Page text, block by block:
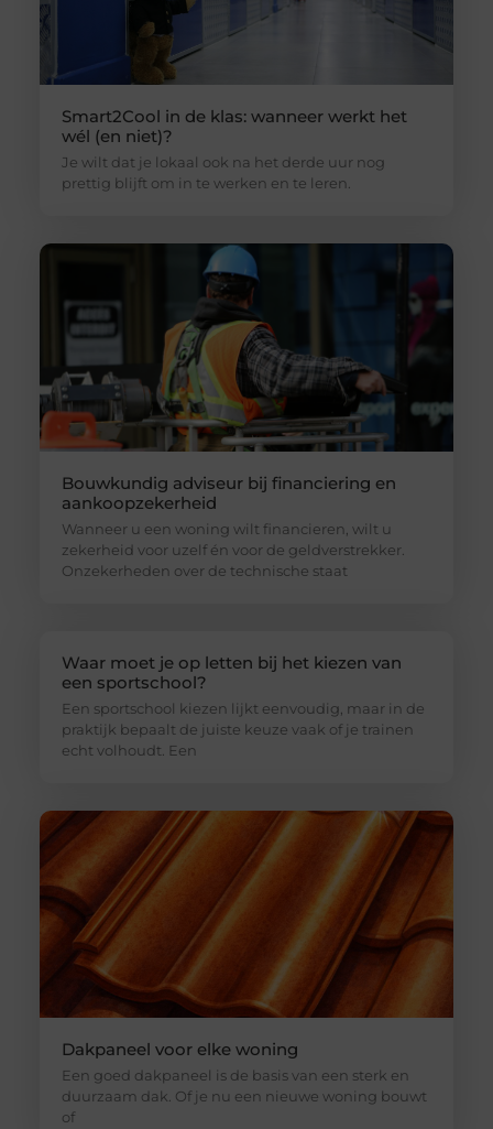
Smart2Cool in de klas: wanneer werkt het
wél (en niet)?
Je wilt dat je lokaal ook na het derde uur nog
prettig blijft om in te werken en te leren.
Bouwkundig adviseur bij financiering en
aankoopzekerheid
Wanneer u een woning wilt financieren, wilt u
zekerheid voor uzelf én voor de geldverstrekker.
Onzekerheden over de technische staat
Waar moet je op letten bij het kiezen van
een sportschool?
Een sportschool kiezen lijkt eenvoudig, maar in de
praktijk bepaalt de juiste keuze vaak of je trainen
echt volhoudt. Een
Dakpaneel voor elke woning
Een goed dakpaneel is de basis van een sterk en
duurzaam dak. Of je nu een nieuwe woning bouwt
of